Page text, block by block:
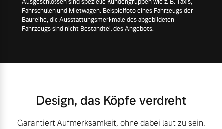
Ausgeschlossen sind spezielle Kundengruppen wie z. B. Taxis,
Fahrschulen und Mietwagen. Beispielfoto eines Fahrzeugs der
Baureihe, die Ausstattungsmerkmale des abgebildeten
Fahrzeugs sind nicht Bestandteil des Angebots.
Design, das Köpfe verdreht
Garantiert Aufmerksamkeit, ohne dabei laut zu sein.